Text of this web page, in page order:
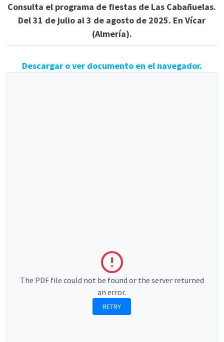
Consulta el programa de fiestas de Las Cabañuelas.
Del 31 de julio al 3 de agosto de 2025. En Vícar
(Almería).
Descargar o ver documento en el navegador.
The PDF file could not be found or the server returned
an error.
RETRY